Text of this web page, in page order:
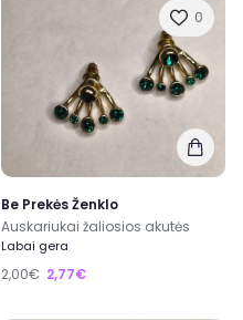
0
Be Prekės Ženklo
Auskariukai žaliosios akutės
Labai gera
2,00€ 2,77€